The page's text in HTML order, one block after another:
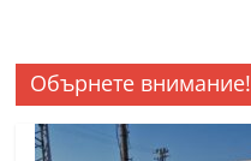
Обърнете внимание!